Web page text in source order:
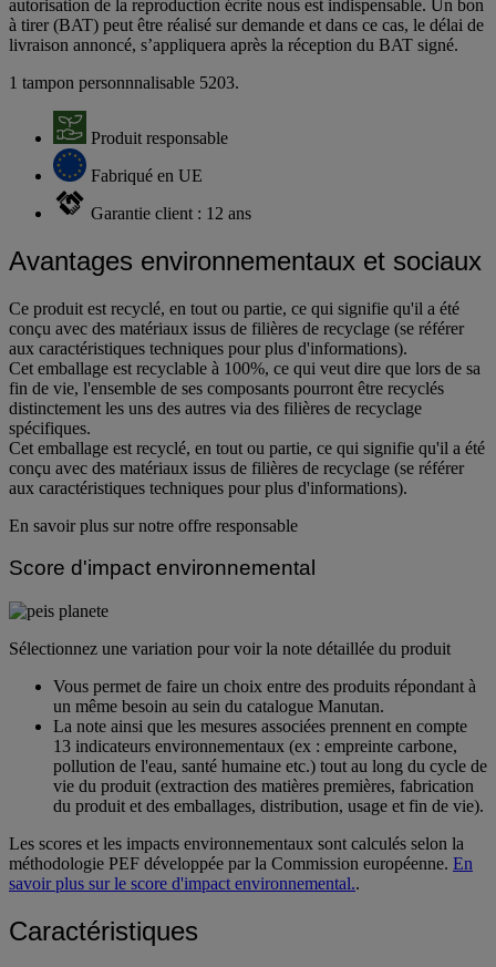
autorisation de la reproduction écrite nous est indispensable. Un bon
à tirer (BAT) peut être réalisé sur demande et dans ce cas, le délai de
livraison annoncé, s’appliquera après la réception du BAT signé.
1 tampon personnnalisable 5203.
Produit responsable
Fabriqué en UE
Garantie client : 12 ans
Avantages environnementaux et sociaux
Ce produit est recyclé, en tout ou partie, ce qui signifie qu'il a été
conçu avec des matériaux issus de filières de recyclage (se référer
aux caractéristiques techniques pour plus d'informations).
Cet emballage est recyclable à 100%, ce qui veut dire que lors de sa
fin de vie, l'ensemble de ses composants pourront être recyclés
distinctement les uns des autres via des filières de recyclage
spécifiques.
Cet emballage est recyclé, en tout ou partie, ce qui signifie qu'il a été
conçu avec des matériaux issus de filières de recyclage (se référer
aux caractéristiques techniques pour plus d'informations).
En savoir plus sur notre offre responsable
Score d'impact environnemental
Sélectionnez une variation pour voir la note détaillée du produit
Vous permet de faire un choix entre des produits répondant à
un même besoin au sein du catalogue Manutan.
La note ainsi que les mesures associées prennent en compte
13 indicateurs environnementaux (ex : empreinte carbone,
pollution de l'eau, santé humaine etc.) tout au long du cycle de
vie du produit (extraction des matières premières, fabrication
du produit et des emballages, distribution, usage et fin de vie).
Les scores et les impacts environnementaux sont calculés selon la
méthodologie PEF développée par la Commission européenne. En
savoir plus sur le score d'impact environnemental..
Caractéristiques